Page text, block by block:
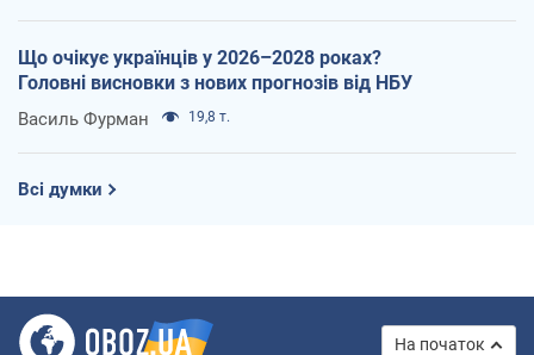
Що очікує українців у 2026–2028 роках?
Головні висновки з нових прогнозів від НБУ
Василь Фурман 19,8 т.
Всі думки
На початок